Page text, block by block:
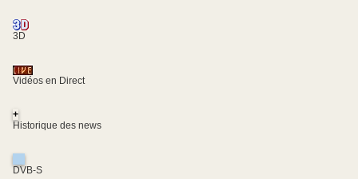
3D
Vidéos en Direct
+
Historique des news
DVB-S